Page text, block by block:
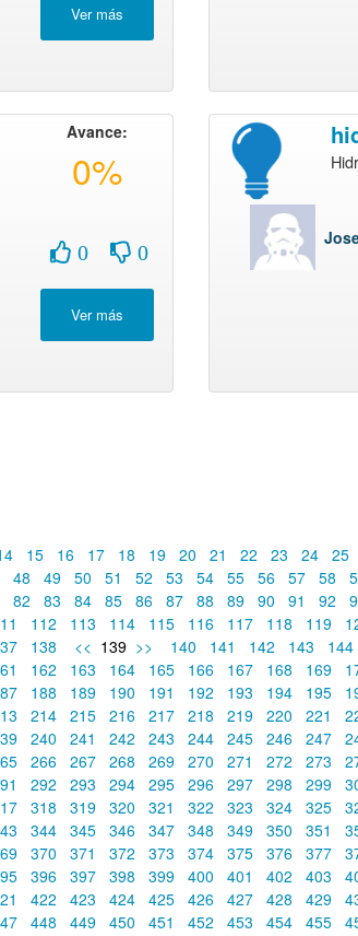
Avance:
0%
0 0
15 16 17 18 19 20 21 22 23 24 25
48 49 50 51 52 53 54 55 56 57 58
82 83 84 85 86 87 88 89 90 91 92
112 113 114 115 116 117 118 119
138 << 139 >> 140 141 142 143 144
162 163 164 165 166 167 168 169
188 189 190 191 192 193 194 195
214 215 216 217 218 219 220 221
240 241 242 243 244 245 246 247
266 267 268 269 270 271 272 273
292 293 294 295 296 297 298 299
318 319 320 321 322 323 324 325
344 345 346 347 348 349 350 351
370 371 372 373 374 375 376 377
396 397 398 399 400 401 402 403
422 423 424 425 426 427 428 429
448 449 450 451 452 453 454 455